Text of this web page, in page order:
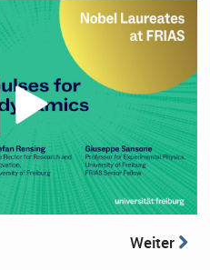
Weiter